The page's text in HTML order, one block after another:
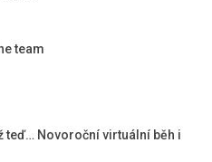
team
teď… Novoroční virtuální běh i